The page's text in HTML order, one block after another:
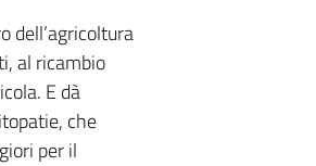
dell’agricoltura
al ricambio
E dà
che
per il